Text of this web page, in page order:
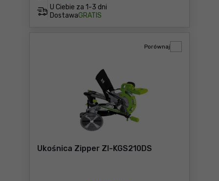
U Ciebie za 1-3 dni
DostawaGRATIS
Ukośnica Zipper ZI-KGS210DS
Porównaj